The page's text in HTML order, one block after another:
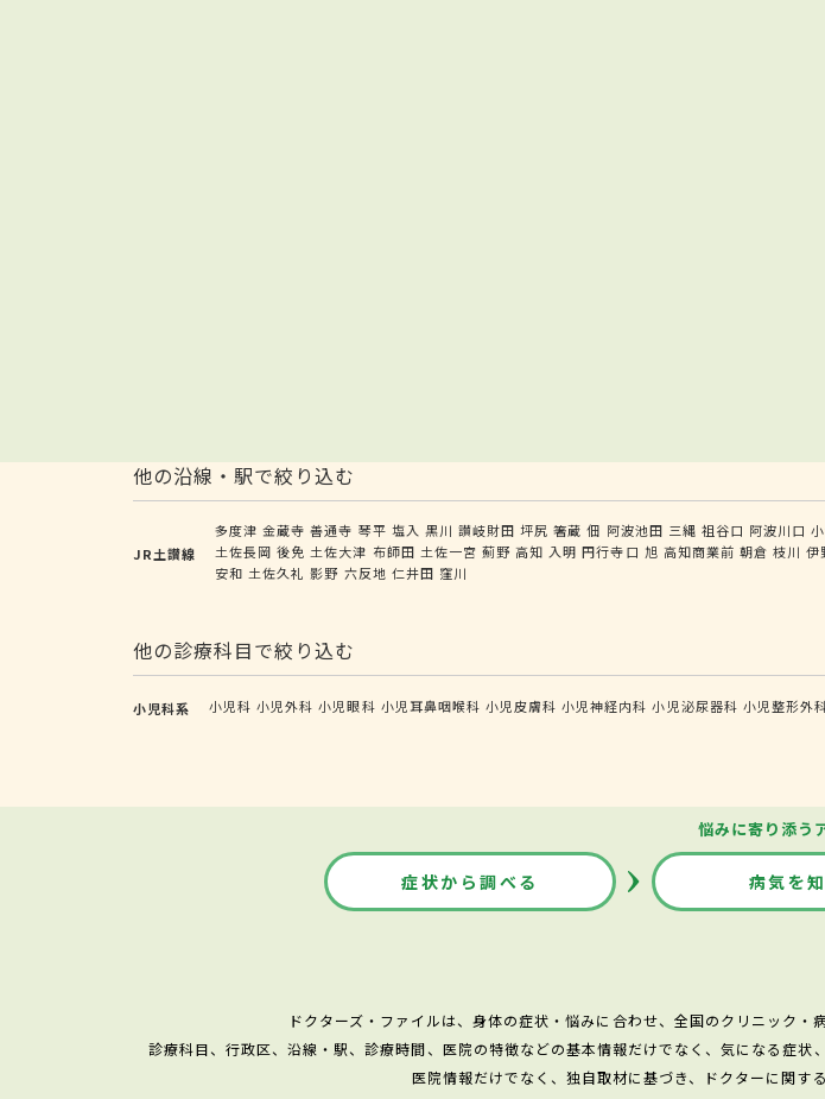
他の沿線・駅で絞り込む
JR土讃線
多度津 金蔵寺 善通寺 琴平 塩入 黒川 讃岐財田 坪尻 箸蔵 佃 阿波池田 三縄 祖谷口 阿波川口
土佐長岡 後免 土佐大津 布師田 土佐一宮 薊野 高知 入明 円行寺口 旭 高知商業前 朝倉 枝川 伊
安和 土佐久礼 影野 六反地 仁井田 窪川
他の診療科目で絞り込む
小児科系 小児科 小児外科 小児眼科 小児耳鼻咽喉科 小児皮膚科 小児神経内科 小児泌尿器科 小児整形外
悩みに寄り添う
症状から調べる 病気を
ドクターズ・ファイルは、身体の症状・悩みに合わせ、全国のクリニック・
診療科目、行政区、沿線・駅、診療時間、医院の特徴などの基本情報だけでなく、気になる症
医院情報だけでなく、独自取材に基づき、ドクターに関す